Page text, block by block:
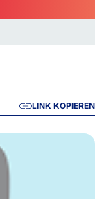
LINK KOPIEREN